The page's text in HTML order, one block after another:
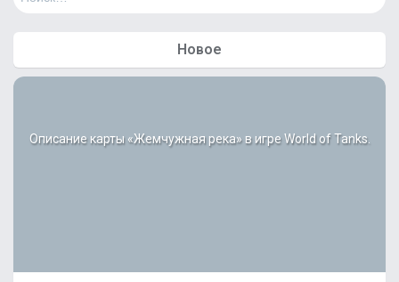
и
Новое
Описание карты «Жемчужная река» в игре World of Tanks.